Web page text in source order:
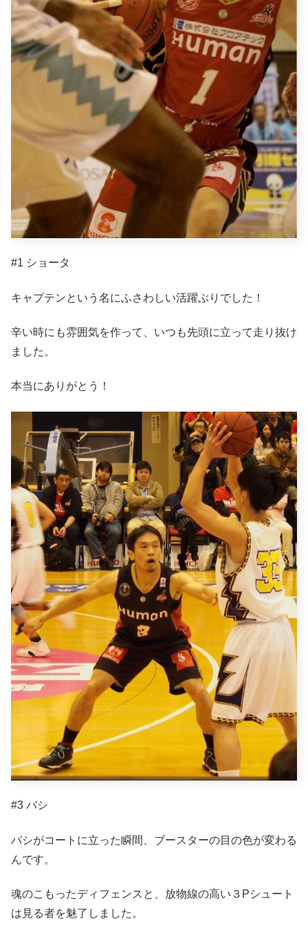
#1 ショータ
キャプテンという名にふさわしい活躍ぶりでした！
辛い時にも雰囲気を作って、いつも先頭に立って走り抜け
ました。
本当にありがとう！
#3 バシ
バシがコートに立った瞬間、ブースターの目の色が変わる
んです。
魂のこもったディフェンスと、放物線の高い３Pシュート
は見る者を魅了しました。